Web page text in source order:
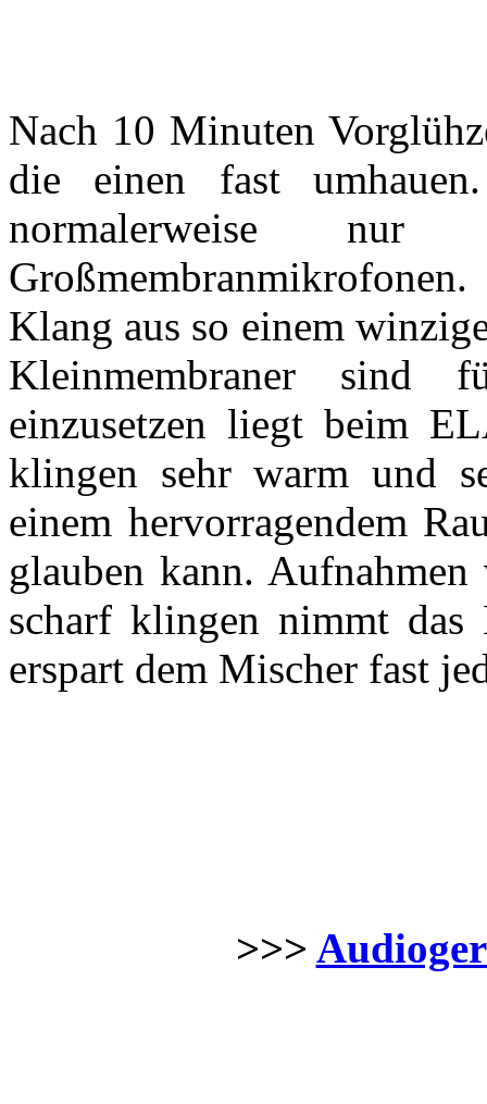
Nach 10 Minuten
die einen fast
normalerweise nur
Klang aus so einem
Kleinmembraner sind
einzusetzen liegt beim
klingen sehr warm und
einem hervorragendem
glauben kann.
scharf klingen nimmt
erspart dem Mischer fast
>>>